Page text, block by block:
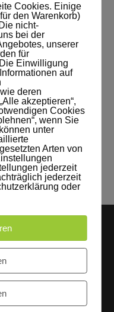
GbR
Street Style
screen
Cookies. Einige
den Warenkorb)
nicht-
bei der
unserer
für
Einwilligung
auf
deren
akzeptieren“,
Cookies
wenn Sie
unter
Arten von
jederzeit
jederzeit
oder